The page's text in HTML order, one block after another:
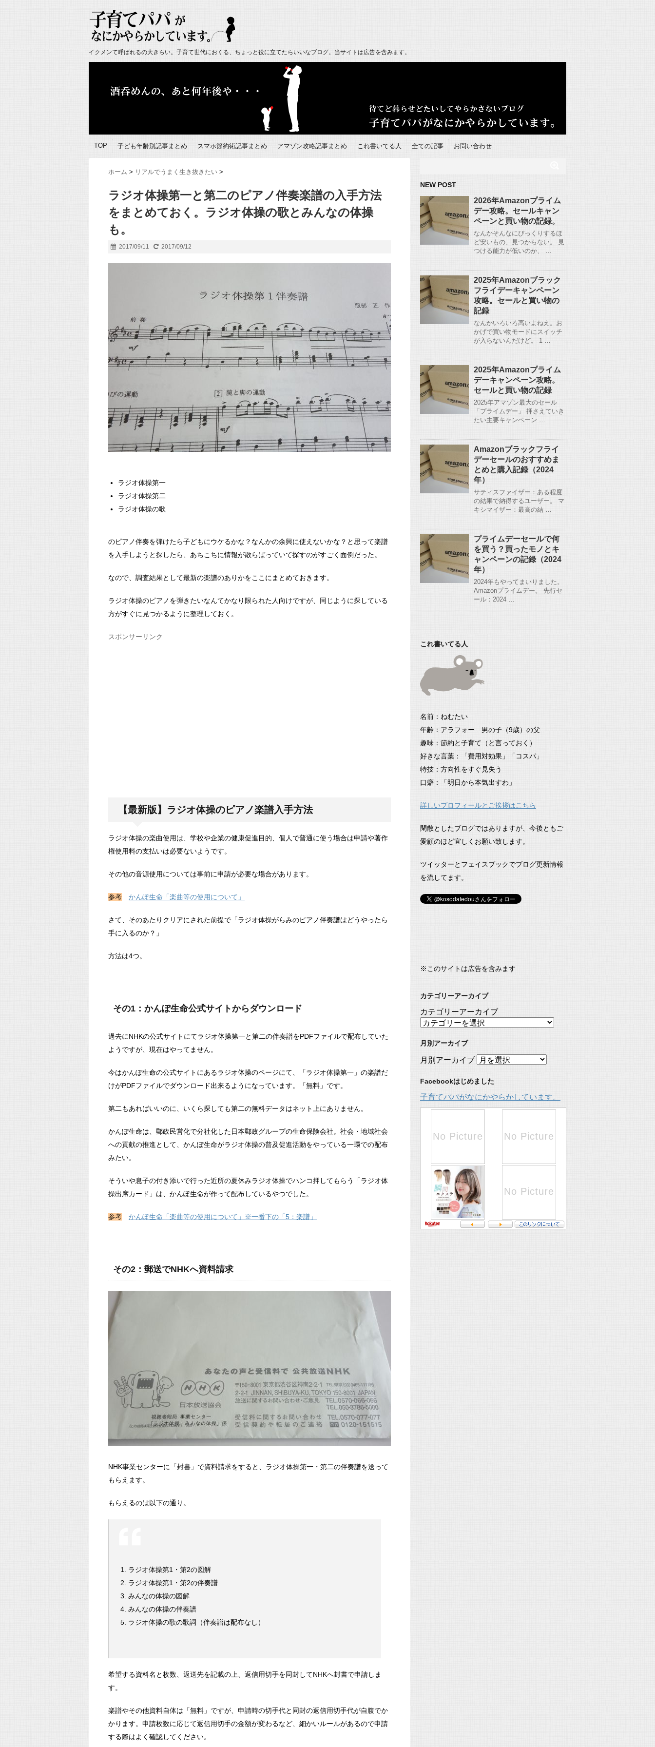
イクメンて呼ばれるの大きらい。子育て世代におくる、ちょっと役に立てたらいいなブログ。当サイトは広告を含みます。
TOP 子ども年齢別記事まとめ スマホ節約術記事まとめ アマゾン攻略記事まとめ これ書いてる人 全ての記事 お問い合わせ
ホーム > リアルでうまく生き抜きたい >
ラジオ体操第一と第二のピアノ伴奏楽譜の入手方法
をまとめておく。ラジオ体操の歌とみんなの体操
も。
2017/09/11 2017/09/12
ラジオ体操第一
ラジオ体操第二
ラジオ体操の歌
のピアノ伴奏を弾けたら子どもにウケるかな？なんかの余興に使えないかな？と思って楽譜
を入手しようと探したら、あちこちに情報が散らばっていて探すのがすごく面倒だった。
なので、調査結果として最新の楽譜のありかをここにまとめておきます。
ラジオ体操のピアノを弾きたいなんてかなり限られた人向けですが、同じように探している
方がすぐに見つかるように整理しておく。
スポンサーリンク
【最新版】ラジオ体操のピアノ楽譜入手方法
ラジオ体操の楽曲使用は、学校や企業の健康促進目的、個人で普通に使う場合は申請や著作
権使用料の支払いは必要ないようです。
その他の音源使用については事前に申請が必要な場合があります。
参考 かんぽ生命「楽曲等の使用について」
さて、そのあたりクリアにされた前提で「ラジオ体操がらみのピアノ伴奏譜はどうやったら
手に入るのか？」
方法は4つ。
その1：かんぽ生命公式サイトからダウンロード
過去にNHKの公式サイトにてラジオ体操第一と第二の伴奏譜をPDFファイルで配布していた
ようですが、現在はやってません。
今はかんぽ生命の公式サイトにあるラジオ体操のページにて、「ラジオ体操第一」の楽譜だ
けがPDFファイルでダウンロード出来るようになっています。「無料」です。
第二もあればいいのに、いくら探しても第二の無料データはネット上にありません。
かんぽ生命は、郵政民営化で分社化した日本郵政グループの生命保険会社。社会・地域社会
への貢献の推進として、かんぽ生命がラジオ体操の普及促進活動をやっている一環での配布
みたい。
そういや息子の付き添いで行った近所の夏休みラジオ体操でハンコ押してもらう「ラジオ体
操出席カード」は、かんぽ生命が作って配布しているやつでした。
参考 かんぽ生命「楽曲等の使用について」※一番下の「5：楽譜」
その2：郵送でNHKへ資料請求
NHK事業センターに「封書」で資料請求をすると、ラジオ体操第一・第二の伴奏譜を送って
もらえます。
もらえるのは以下の通り。
ラジオ体操第1・第2の図解
ラジオ体操第1・第2の伴奏譜
みんなの体操の図解
みんなの体操の伴奏譜
ラジオ体操の歌の歌詞（伴奏譜は配布なし）
希望する資料名と枚数、返送先を記載の上、返信用切手を同封してNHKへ封書で申請しま
す。
楽譜やその他資料自体は「無料」ですが、申請時の切手代と同封の返信用切手代が自腹でか
かります。申請枚数に応じて返信用切手の金額が変わるなど、細かいルールがあるので申請
する際はよく確認してください。
NEW POST
2026年Amazonプライム
デー攻略。セールキャン
ペーンと買い物の記録。
なんかそんなにびっくりするほ
ど安いもの、見つからない。 見
つける能力が低いのか、 …
2025年Amazonブラック
フライデーキャンペーン
攻略。セールと買い物の
記録
なんかいろいろ高いよねえ。お
かげで買い物モードにスイッチ
が入らないんだけど。 1 …
2025年Amazonプライム
デーキャンペーン攻略。
セールと買い物の記録
2025年アマゾン最大のセール
「プライムデー」 押さえていき
たい主要キャンペーン …
Amazonブラックフライ
デーセールのおすすめま
とめと購入記録（2024
年）
サティスファイザー：ある程度
の結果で納得するユーザー。 マ
キシマイザー：最高の結 …
プライムデーセールで何
を買う？買ったモノとキ
ャンペーンの記録（2024
年）
2024年もやってまいりました。
Amazonプライムデー。 先行セ
ール：2024 …
これ書いてる人
名前：ねむたい
年齢：アラフォー 男の子（9歳）の父
趣味：節約と子育て（と言っておく）
好きな言葉：「費用対効果」「コスパ」
特技：方向性をすぐ見失う
口癖：「明日から本気出すわ」
詳しいプロフィールとご挨拶はこちら
閑散としたブログではありますが、今後ともご
愛顧のほど宜しくお願い致します。
ツイッターとフェイスブックでブログ更新情報
を流してます。
※このサイトは広告を含みます
カテゴリーアーカイブ
カテゴリーアーカイブ
月別アーカイブ
月別アーカイブ
Facebookはじめました
子育てパパがなにかやらかしています。